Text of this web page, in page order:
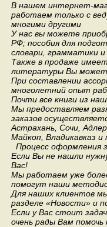
В нашем интернет-
работаем только с
многими другими
У нас вы можете
РФ; пособия для
словари, грамматики и
Также в продаже
литературы Вы
При составлении
многолетний опыт
Почти все книги из
Мы предоставляем
заказов
Астрахань, Сочи,
Майкоп, Владикавказ
Процесс оформления
Если Вы не нашли
Вас!
Мы работаем уже
помогут наши
Для наших клиентов
разделе «Новости» и
Если у Вас стоит
очень рады Вам